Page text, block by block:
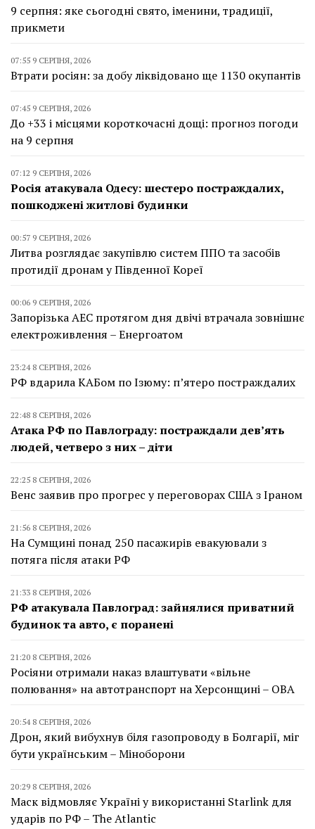
9 серпня: яке сьогодні свято, іменини, традиції,
прикмети
07:55 9 СЕРПНЯ, 2026
Втрати росіян: за добу ліквідовано ще 1130 окупантів
07:45 9 СЕРПНЯ, 2026
До +33 і місцями короткочасні дощі: прогноз погоди
на 9 серпня
07:12 9 СЕРПНЯ, 2026
Росія атакувала Одесу: шестеро постраждалих,
пошкоджені житлові будинки
00:57 9 СЕРПНЯ, 2026
Литва розглядає закупівлю систем ППО та засобів
протидії дронам у Південної Кореї
00:06 9 СЕРПНЯ, 2026
Запорізька АЕС протягом дня двічі втрачала зовнішнє
електроживлення – Енергоатом
23:24 8 СЕРПНЯ, 2026
РФ вдарила КАБом по Ізюму: п’ятеро постраждалих
22:48 8 СЕРПНЯ, 2026
Атака РФ по Павлограду: постраждали дев’ять
людей, четверо з них – діти
22:25 8 СЕРПНЯ, 2026
Венс заявив про прогрес у переговорах США з Іраном
21:56 8 СЕРПНЯ, 2026
На Сумщині понад 250 пасажирів евакуювали з
потяга після атаки РФ
21:33 8 СЕРПНЯ, 2026
РФ атакувала Павлоград: зайнялися приватний
будинок та авто, є поранені
21:20 8 СЕРПНЯ, 2026
Росіяни отримали наказ влаштувати «вільне
полювання» на автотранспорт на Херсонщині – ОВА
20:54 8 СЕРПНЯ, 2026
Дрон, який вибухнув біля газопроводу в Болгарії, міг
бути українським – Міноборони
20:29 8 СЕРПНЯ, 2026
Маск відмовляє Україні у використанні Starlink для
ударів по РФ – The Atlantic